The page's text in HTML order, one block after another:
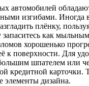
автомобилей
изгибами. Иногда
плёнку,
как
хорошенько
к поверхности. Для
шпателем или
кредитной карточки.
элементы дизайна.